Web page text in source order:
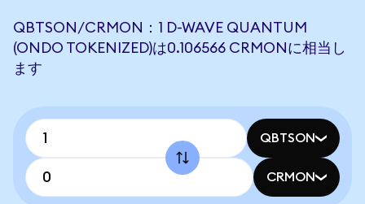
QBTSON/CRMON：1 D-WAVE QUANTUM
(ONDO TOKENIZED)は0.106566 CRMONに相当し
ます
QBTSON
CRMON